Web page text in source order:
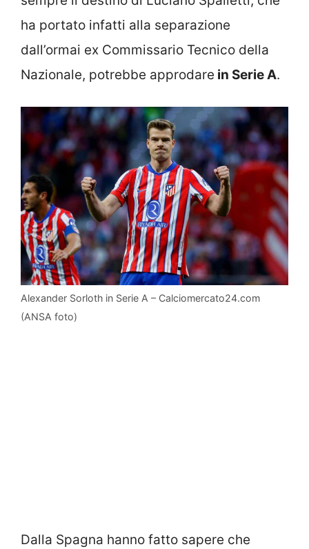
ha portato infatti alla separazione
dall’ormai ex Commissario Tecnico della
Nazionale, potrebbe approdare in Serie A.
Alexander Sorloth in Serie A – Calciomercato24.com
(ANSA foto)
Dalla Spagna hanno fatto sapere che